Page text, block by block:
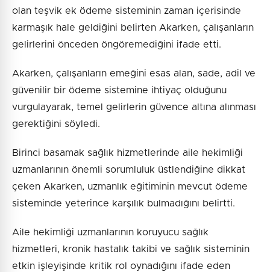
olan teşvik ek ödeme sisteminin zaman içerisinde
karmaşık hale geldiğini belirten Akarken, çalışanların
gelirlerini önceden öngöremediğini ifade etti.
Akarken, çalışanların emeğini esas alan, sade, adil ve
güvenilir bir ödeme sistemine ihtiyaç olduğunu
vurgulayarak, temel gelirlerin güvence altına alınması
gerektiğini söyledi.
Birinci basamak sağlık hizmetlerinde aile hekimliği
uzmanlarının önemli sorumluluk üstlendiğine dikkat
çeken Akarken, uzmanlık eğitiminin mevcut ödeme
sisteminde yeterince karşılık bulmadığını belirtti.
Aile hekimliği uzmanlarının koruyucu sağlık
hizmetleri, kronik hastalık takibi ve sağlık sisteminin
etkin işleyişinde kritik rol oynadığını ifade eden